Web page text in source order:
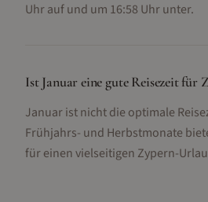
Uhr auf und um 16:58 Uhr unter.
Ist Januar eine gute Reisezeit für
Januar ist nicht die optimale
Frühjahrs- und Herbstmonate
für einen vielseitigen Zypern-